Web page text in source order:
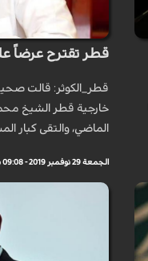
قطر تقترح عرضاً
قطر_الكوثر: قالت
خارجية قطر الشيخ
الماضي، والتقى كبار
الجمعة 29 نوفمبر 2019 - 09:08 بتوقيت مكة